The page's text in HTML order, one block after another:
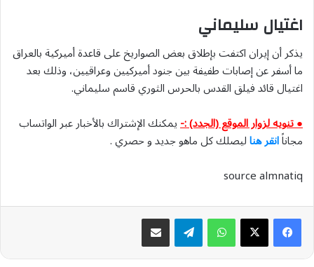
اغتيال سليماني
يذكر أن إيران اكتفت بإطلاق بعض الصواريخ على قاعدة أميركية بالعراق
ما أسفر عن إصابات طفيفة بين جنود أميركيين وعراقيين، وذلك بعد
اغتيال قائد فيلق القدس بالحرس الثوري قاسم سليماني.
● تنويه لزوار الموقع (الجدد) :-يمكنك الإشتراك بالأخبار عبر الواتساب
مجاناًانقر هناليصلك كل ماهو جديد و حصري .
source almnatiq
واتسابتيلقرام مشاركة عبر البريد